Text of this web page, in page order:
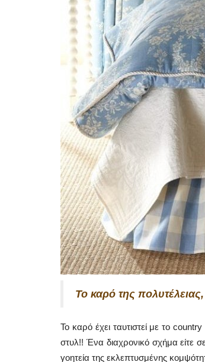
Το καρό της
Το καρό έχει ταυτιστεί με το
στυλ!! Ένα διαχρονικό σχήμα είτε
γοητεία της εκλεπτυσμένης
Mykonos Municipal News